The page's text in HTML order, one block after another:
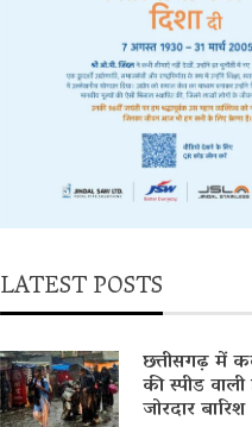
LATEST POSTS
छत्तीसगढ़ में
की स्पीड
जोरदार बारिश